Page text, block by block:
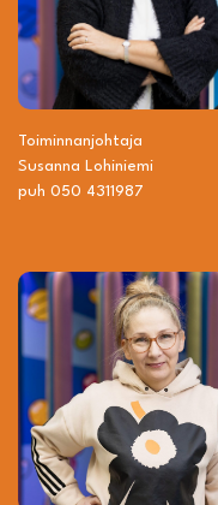
Toiminnanjohtaja
Susanna Lohiniemi
puh 050 4311987